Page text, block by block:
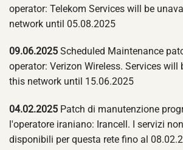
operator: Telekom Services will be
network until 05.08.2025
09.06.2025 Scheduled Maintenance
operator: Verizon Wireless. Services
this network until 15.06.2025
04.02.2025 Patch di manutenzione
l'operatore iraniano: Irancell. I servizi
disponibili per questa rete fino al